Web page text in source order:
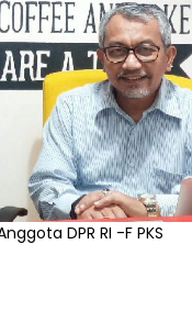
DPR RI -F PKS